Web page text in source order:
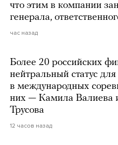
что этим в компании
генерала,
час назад
Более 20 российских
нейтральный статус для
в международных
них — Камила Валиева
Трусова
12 часов назад